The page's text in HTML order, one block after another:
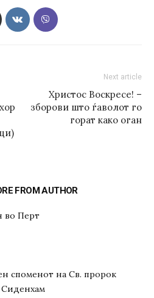
Next article
Христос Воскресе! –
зборови што ѓаволот го
горат како оган
FROM AUTHOR
во Перт
споменот на Св. пророк
Сиденхам